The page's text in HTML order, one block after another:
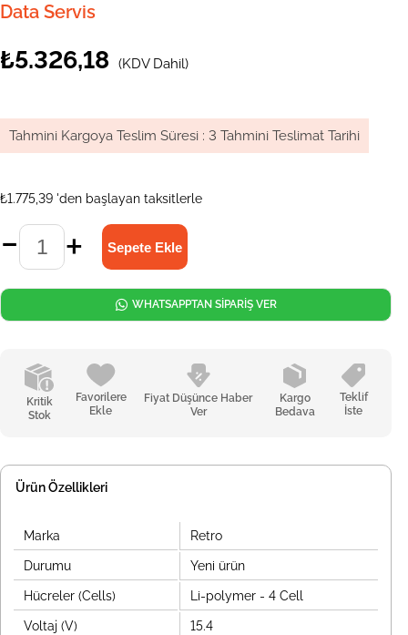
Data Servis
₺5.326,18 (KDV Dahil)
Tahmini Kargoya Teslim Süresi : 3 Tahmini Teslimat Tarihi
₺1.775,39 'den başlayan taksitlerle
Kritik
Stok
Favorilere
Ekle
Fiyat Düşünce Haber
Ver
Kargo
Bedava
Teklif
İste
WHATSAPPTAN SİPARİŞ VER
Ürün Özellikleri
Marka Retro
Durumu Yeni ürün
Hücreler (Cells) Li-polymer - 4 Cell
Voltaj (V) 15.4